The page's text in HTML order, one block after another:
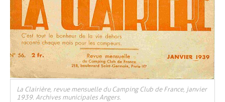
La Clairière, revue mensuelle du Camping Club de France, janvier
1939. Archives municipales Angers.